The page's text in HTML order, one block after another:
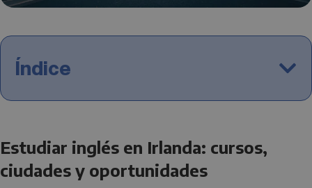
Índice
Estudiar inglés en Irlanda: cursos,
ciudades y oportunidades